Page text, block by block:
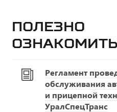
Полезно
Регламент
обслуживания
и прицепной
УралСпецТранс